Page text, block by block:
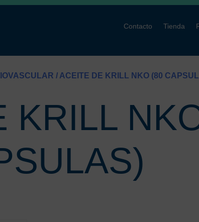
Contacto Tienda
/ ACEITE DE KRILL NKO (80
KRILL